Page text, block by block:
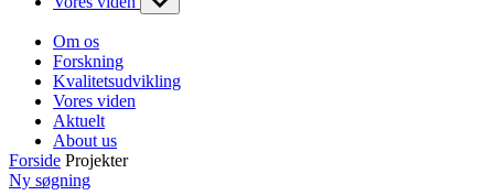
Om os
Forskning
Kvalitetsudvikling
Vores viden
Aktuelt
About us
Forside Projekter
Ny søgning